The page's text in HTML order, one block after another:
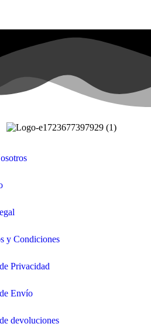
y Condiciones
Privacidad
Envío
devoluciones